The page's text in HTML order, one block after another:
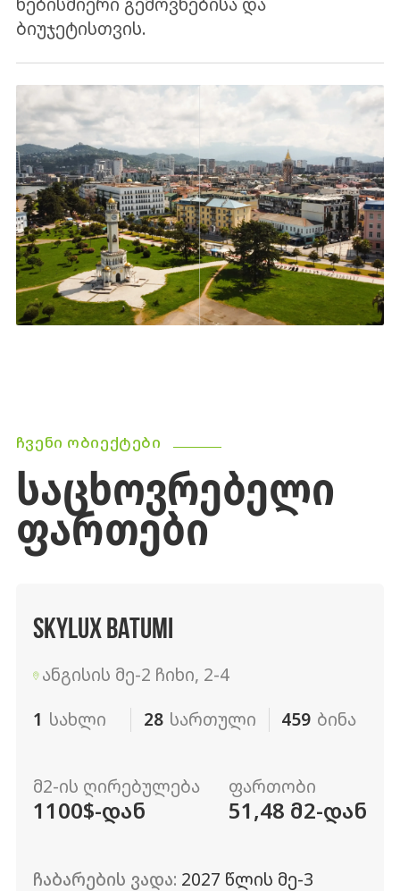
ნებისმიერი გემოვნებისა და
ბიუჯეტისთვის.
ᲩᲕᲔᲜᲘ ᲝᲑᲘᲔᲥᲢᲔᲑᲘ
ᲡᲐᲪᲮᲝᲕᲠᲔᲑᲔᲚᲘ
ᲤᲐᲠᲗᲔᲑᲘ
SKYLUX BATUMI
ანგისის მე-2 ჩიხი, 2-4
1 სახლი 28 სართული 459 ბინა
მ2-ის ღირებულება
1100$-დან
ფართობი
51,48 მ2-დან
ჩაბარების ვადა: 2027 წლის მე-3